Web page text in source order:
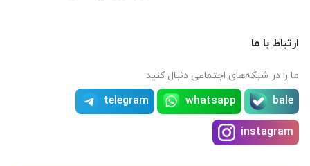
ارتباط با ما
ما را در شبکه‌های اجتماعی دنبال کنید
bale
whatsapp
telegram
instagram